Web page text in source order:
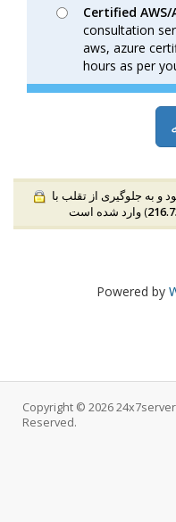
Certified
consultation
aws, azure
hours as per
Powered by
Copyright © 2026
Reserved.